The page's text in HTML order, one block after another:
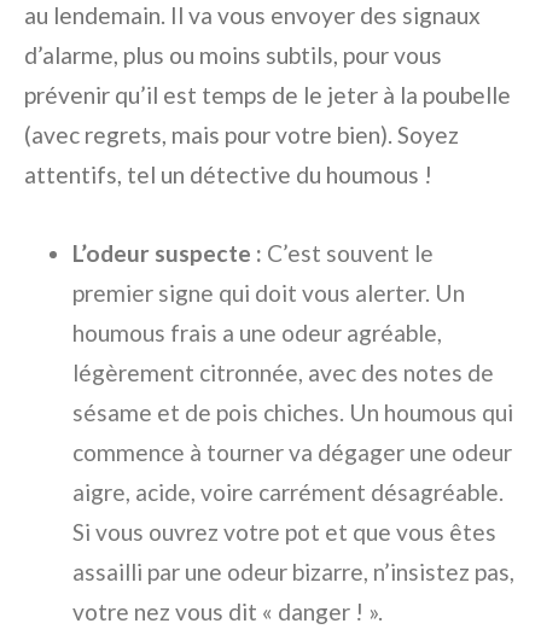
au lendemain. Il va vous envoyer des signaux
d’alarme, plus ou moins subtils, pour vous
prévenir qu’il est temps de le jeter à la poubelle
(avec regrets, mais pour votre bien). Soyez
attentifs, tel un détective du houmous !
L’odeur suspecte : C’est souvent le
premier signe qui doit vous alerter. Un
houmous frais a une odeur agréable,
légèrement citronnée, avec des notes de
sésame et de pois chiches. Un houmous qui
commence à tourner va dégager une odeur
aigre, acide, voire carrément désagréable.
Si vous ouvrez votre pot et que vous êtes
assailli par une odeur bizarre, n’insistez pas,
votre nez vous dit « danger ! ».